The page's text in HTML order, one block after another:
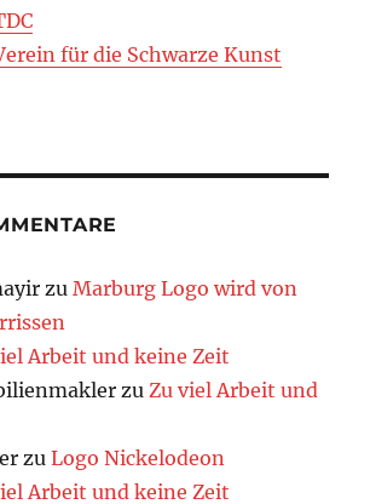
für die Schwarze Kunst
zu Marburg Logo wird von
Arbeit und keine Zeit
zu Zu viel Arbeit und
zuLogo Nickelodeon
Arbeit und keine Zeit